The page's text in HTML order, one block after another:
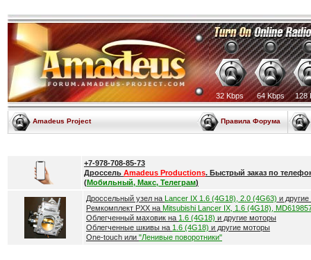
32 Kbps 64 Kbps 128
Amadeus Project Правила Форума
+7-978-708-85-73
Дроссель Amadeus Productions. Быстрый заказ по
(Мобильный, Макс, Телеграм)
Дроссельный узел на Lancer IX 1.6 (4G18), 2.0 (4G63) и
Ремкомплект РХХ на Mitsubishi Lancer IX, 1.6 (4G18),
Облегченный маховик на 1.6 (4G18) и другие моторы
Облегченные шкивы на 1.6 (4G18) и другие моторы
One-touch или "Ленивые поворотники"